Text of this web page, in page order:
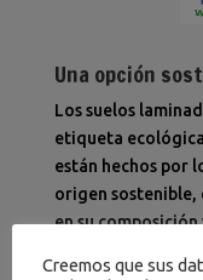
Una opción
Los suelos
etiqueta
están hechos por
origen sostenible,
en su
Creemos que sus